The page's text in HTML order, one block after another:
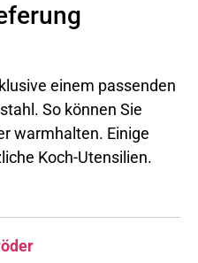
einem passenden
So können Sie
warmhalten. Einige
Koch-Utensilien.